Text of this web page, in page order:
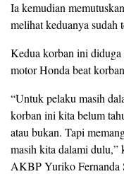
Ia kemudian
melihat keduanya sudah
Kedua korban ini diduga
motor Honda beat
“Untuk pelaku masih
korban ini kita belum
atau bukan. Tapi
masih kita dalami dulu,”
AKBP Yuriko